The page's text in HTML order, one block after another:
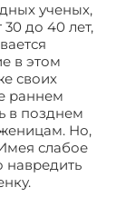
ученых,
до 40 лет,
в этом
своих
раннем
в позднем
Но,
слабое